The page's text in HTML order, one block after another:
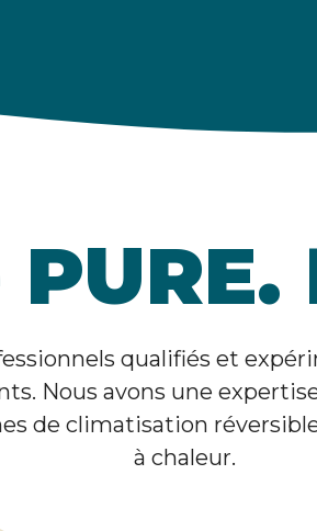
qualifiés et
Nous avons une
de climatisation
à chaleur.